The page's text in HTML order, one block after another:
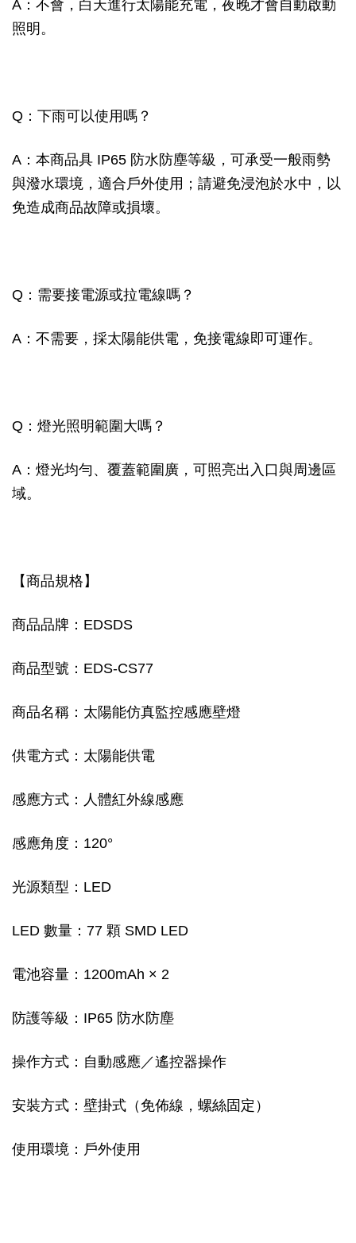
A：不會，白天進行太陽能充電，夜晚才會自動啟動
照明。
Q：下雨可以使用嗎？
A：本商品具 IP65 防水防塵等級，可承受一般雨勢
與潑水環境，適合戶外使用；請避免浸泡於水中，以
免造成商品故障或損壞。
Q：需要接電源或拉電線嗎？
A：不需要，採太陽能供電，免接電線即可運作。
Q：燈光照明範圍大嗎？
A：燈光均勻、覆蓋範圍廣，可照亮出入口與周邊區
域。
【商品規格】
商品品牌：EDSDS
商品型號：EDS-CS77
商品名稱：太陽能仿真監控感應壁燈
供電方式：太陽能供電
感應方式：人體紅外線感應
感應角度：120°
光源類型：LED
LED 數量：77 顆 SMD LED
電池容量：1200mAh × 2
防護等級：IP65 防水防塵
操作方式：自動感應／遙控器操作
安裝方式：壁掛式（免佈線，螺絲固定）
使用環境：戶外使用